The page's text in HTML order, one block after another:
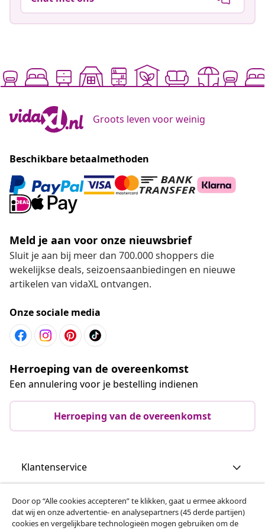
Groots leven voor weinig
Beschikbare betaalmethoden
Meld je aan voor onze nieuwsbrief
Sluit je aan bij meer dan 700.000 shoppers die
wekelijkse deals, seizoensaanbiedingen en nieuwe
artikelen van vidaXL ontvangen.
Onze sociale media
Herroeping van de overeenkomst
Een annulering voor je bestelling indienen
Herroeping van de overeenkomst
Klantenservice
Zakelijk
Door op “Alle cookies accepteren” te klikken, gaat u ermee akkoord
dat wij en onze advertentie- en analysepartners (45 derde partijen)
cookies en vergelijkbare technologieën mogen gebruiken om de